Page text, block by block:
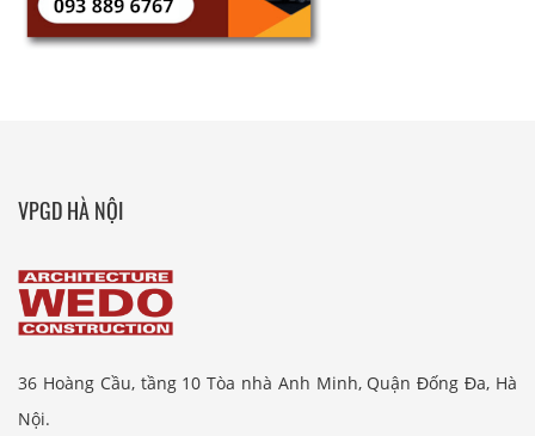
VPGD HÀ NỘI
36 Hoàng Cầu, tầng 10 Tòa nhà Anh Minh, Quận Đống Đa, Hà
Nội.